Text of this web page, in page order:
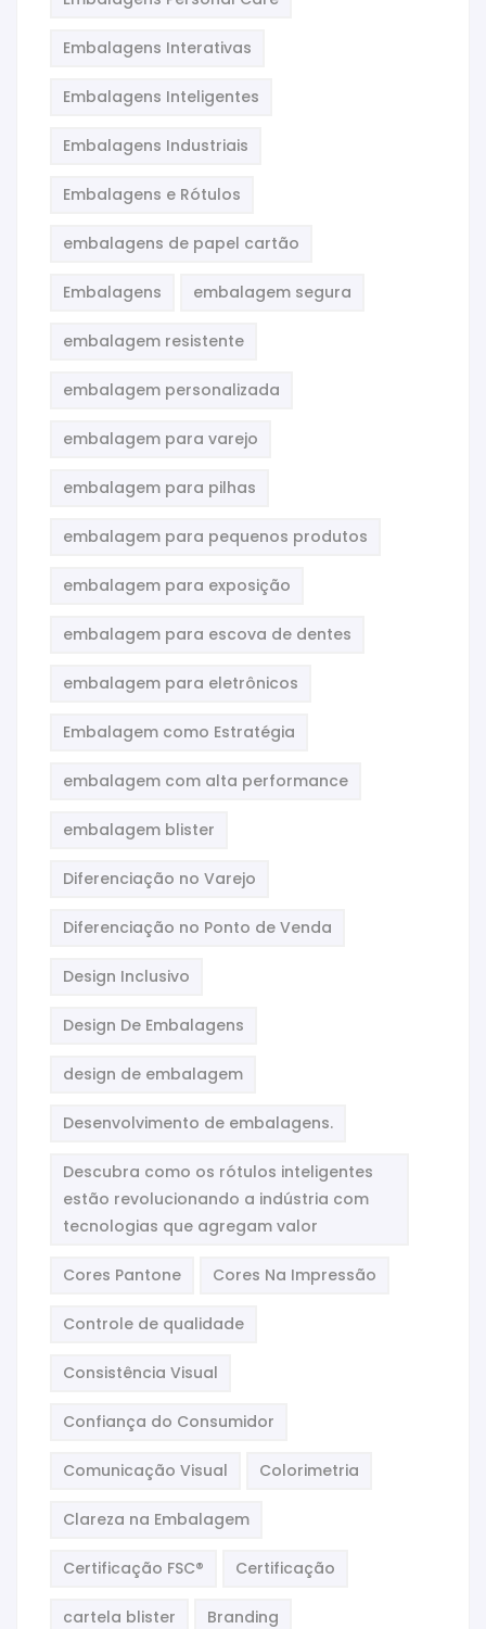
Embalagens Interativas
Embalagens Inteligentes
Embalagens Industriais
Embalagens e Rótulos
embalagens de papel cartão
Embalagens embalagem segura
embalagem resistente
embalagem personalizada
embalagem para varejo
embalagem para pilhas
embalagem para pequenos produtos
embalagem para exposição
embalagem para escova de dentes
embalagem para eletrônicos
Embalagem como Estratégia
embalagem com alta performance
embalagem blister
Diferenciação no Varejo
Diferenciação no Ponto de Venda
Design Inclusivo
Design De Embalagens
design de embalagem
Desenvolvimento de embalagens.
Descubra como os rótulos inteligentes
estão revolucionando a indústria com
tecnologias que agregam valor
Cores Pantone Cores Na Impressão
Controle de qualidade
Consistência Visual
Confiança do Consumidor
Comunicação Visual Colorimetria
Clareza na Embalagem
Certificação FSC® Certificação
cartela blister Branding